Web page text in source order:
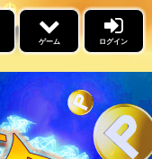
ゲーム ×
ログイン